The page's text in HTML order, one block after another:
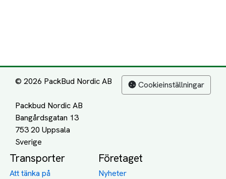
© 2026 PackBud Nordic AB
Packbud Nordic AB
Bangårdsgatan 13
753 20 Uppsala
Cookieinställningar
Transporter
Att tänka på
Företaget
Nyheter